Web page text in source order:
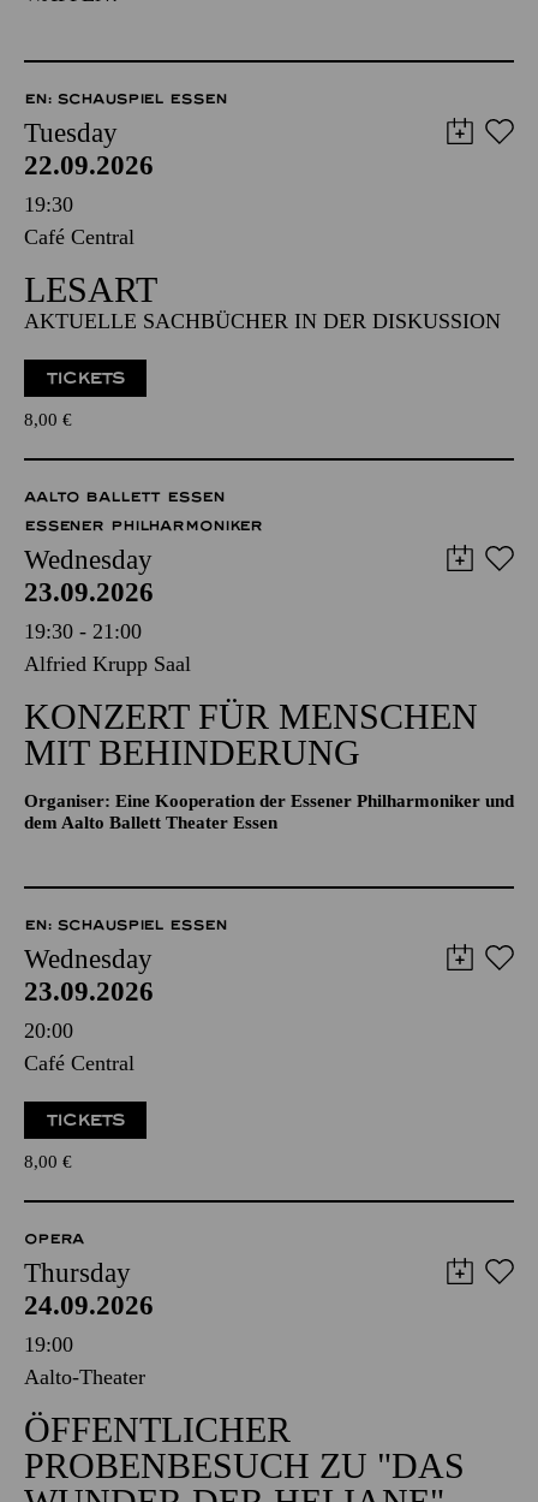
EN: SCHAUSPIEL ESSEN
Tuesday
22.09.2026
19:30
Café Central
LESART
AKTUELLE SACHBÜCHER IN DER DISKUSSION
TICKETS
8,00 €
AALTO BALLETT ESSEN
ESSENER PHILHARMONIKER
Wednesday
23.09.2026
19:30 - 21:00
Alfried Krupp Saal
KONZERT FÜR MENSCHEN
MIT BEHINDERUNG
Organiser: Eine Kooperation der Essener Philharmoniker und
dem Aalto Ballett Theater Essen
EN: SCHAUSPIEL ESSEN
Wednesday
23.09.2026
20:00
Café Central
TICKETS
8,00 €
OPERA
Thursday
24.09.2026
19:00
Aalto-Theater
ÖFFENTLICHER
PROBENBESUCH ZU "DAS